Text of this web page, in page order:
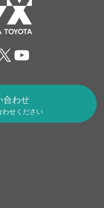
YouTube
合わせ
わせください